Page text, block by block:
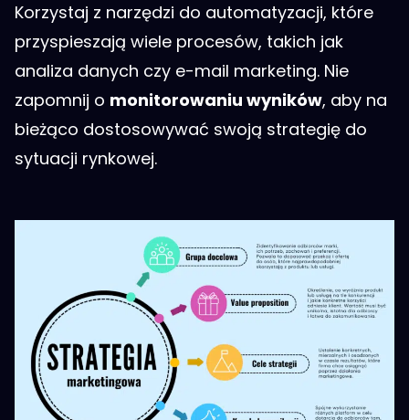
Korzystaj z narzędzi do automatyzacji, które
przyspieszają wiele procesów, takich jak
analiza danych czy e-mail marketing. Nie
zapomnij o monitorowaniu wyników, aby na
bieżąco dostosowywać swoją strategię do
sytuacji rynkowej.